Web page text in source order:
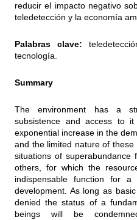
reducir el impacto negativo
teledetección y la economía
Palabras clave:
tecnología.
Summary
The environment has a
subsistence and access to
exponential increase in the
and the limited nature of
situations of
others, for which the
indispensable function for
development. As long as
denied the status of a
beings will be